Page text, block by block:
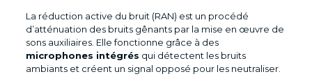
La réduction active du bruit (RAN) est un procédé
d’atténuation des bruits gênants par la mise en œuvre de
sons auxiliaires. Elle fonctionne grâce à des
microphones intégrés qui détectent les bruits
ambiants et créent un signal opposé pour les neutraliser.